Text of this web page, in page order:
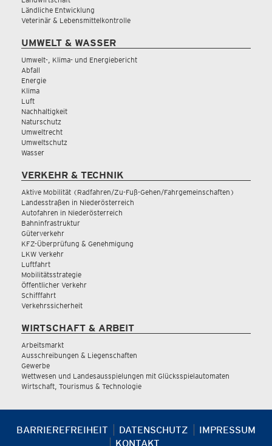
Ländliche Entwicklung
Veterinär & Lebensmittelkontrolle
UMWELT & WASSER
Umwelt-, Klima- und Energiebericht
Abfall
Energie
Klima
Luft
Nachhaltigkeit
Naturschutz
Umweltrecht
Umweltschutz
Wasser
VERKEHR & TECHNIK
Aktive Mobilität (Radfahren/Zu-Fuß-Gehen/Fahrgemeinschaften)
Landesstraßen in Niederösterreich
Autofahren in Niederösterreich
Bahninfrastruktur
Güterverkehr
KFZ-Überprüfung & Genehmigung
LKW Verkehr
Luftfahrt
Mobilitätsstrategie
Öffentlicher Verkehr
Schifffahrt
Verkehrssicherheit
WIRTSCHAFT & ARBEIT
Arbeitsmarkt
Ausschreibungen & Liegenschaften
Gewerbe
Wettwesen und Landesausspielungen mit Glücksspielautomaten
Wirtschaft, Tourismus & Technologie
BARRIEREFREIHEIT DATENSCHUTZ
IMPRESSUM
KONTAKT